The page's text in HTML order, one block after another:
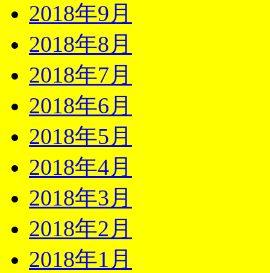
2018年9月
2018年8月
2018年7月
2018年6月
2018年5月
2018年4月
2018年3月
2018年2月
2018年1月